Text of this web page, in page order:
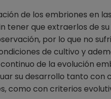
de los embriones en las
tener que extraerlos de su
por lo que no
de cultivo y
de la evolución
su desarrollo tanto con
como con criterios